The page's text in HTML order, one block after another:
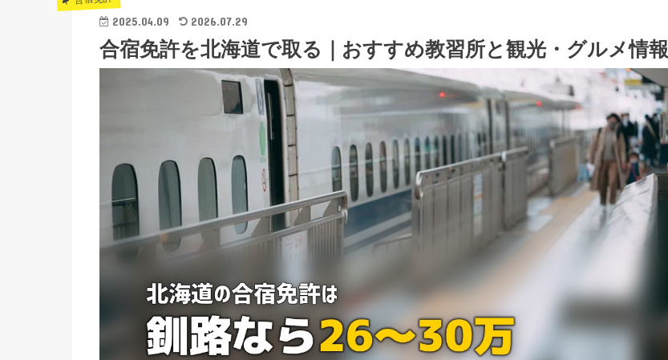
2025.04.09 2026.07.29
合宿免許を北海道で取る｜おすすめ教習所と観光・グルメ情報